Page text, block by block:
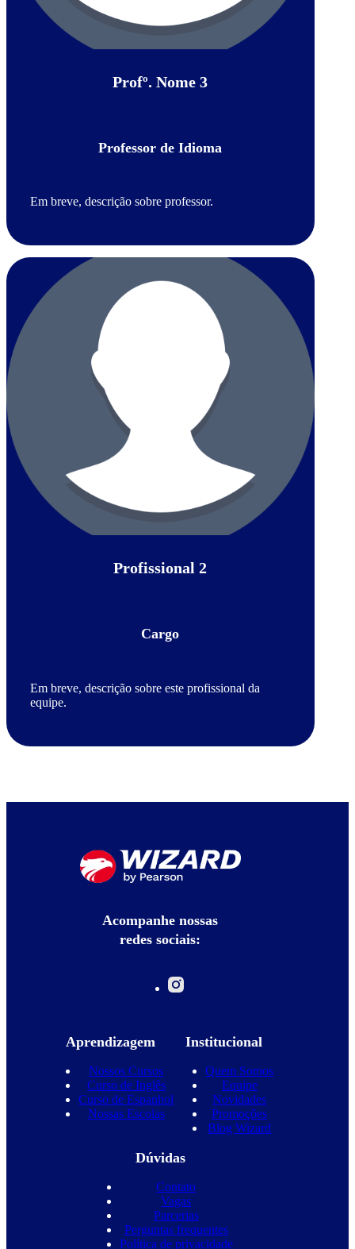
Profº. Nome 3
Professor de Idioma
Em breve, descrição sobre professor.
Profissional 2
Cargo
Em breve, descrição sobre este profissional da
equipe.
Acompanhe nossas
redes sociais:
Aprendizagem
Nossos Cursos
Curso de Inglês
Curso de Espanhol
Nossas Escolas
Institucional
Quem Somos
Equipe
Novidades
Promoções
Blog Wizard
Dúvidas
Contato
Vagas
Parcerias
Perguntas frequentes
Política de privacidade